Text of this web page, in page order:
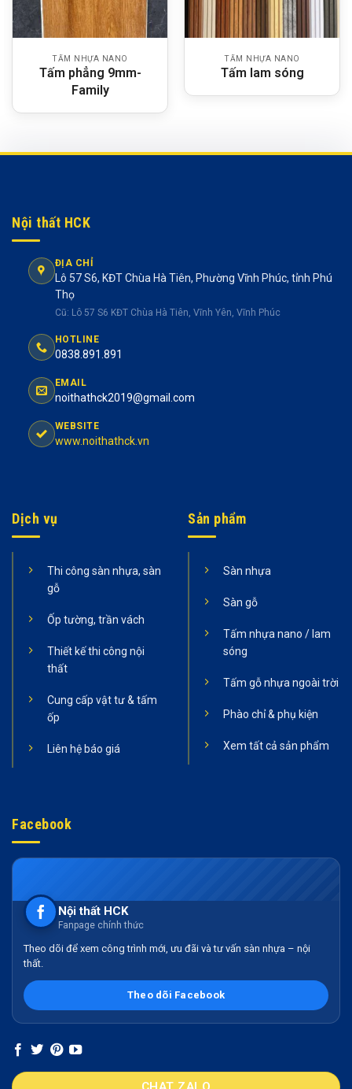
TẤM NHỰA NANO
Tấm phẳng 9mm-
Family
TẤM NHỰA NANO
Tấm lam sóng
Nội thất HCK
ĐỊA CHỈ
Lô 57 S6, KĐT Chùa Hà Tiên, Phường Vĩnh Phúc, tỉnh Phú
Thọ
Cũ: Lô 57 S6 KĐT Chùa Hà Tiên, Vĩnh Yên, Vĩnh Phúc
HOTLINE
0838.891.891
EMAIL
noithathck2019@gmail.com
WEBSITE
www.noithathck.vn
Dịch vụ
Thi công sàn nhựa, sàn
gỗ
Ốp tường, trần vách
Thiết kế thi công nội
thất
Cung cấp vật tư & tấm
ốp
Liên hệ báo giá
Sản phẩm
Sàn nhựa
Sàn gỗ
Tấm nhựa nano / lam
sóng
Tấm gỗ nhựa ngoài trời
Phào chỉ & phụ kiện
Xem tất cả sản phẩm
Facebook
Nội thất HCK
Fanpage chính thức
Theo dõi để xem công trình mới, ưu đãi và tư vấn sàn nhựa – nội
thất.
Theo dõi Facebook